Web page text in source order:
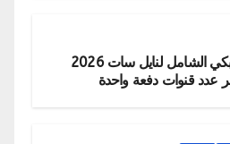
التردد الشبكي الشامل لنايل سات 2026
عدد قنوات دفعة واحدة